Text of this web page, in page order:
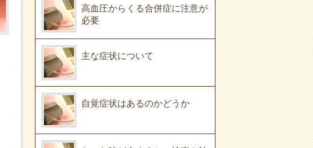
高血圧からくる合併症に注意が
必要
主な症状について
自覚症状はあるのかどうか